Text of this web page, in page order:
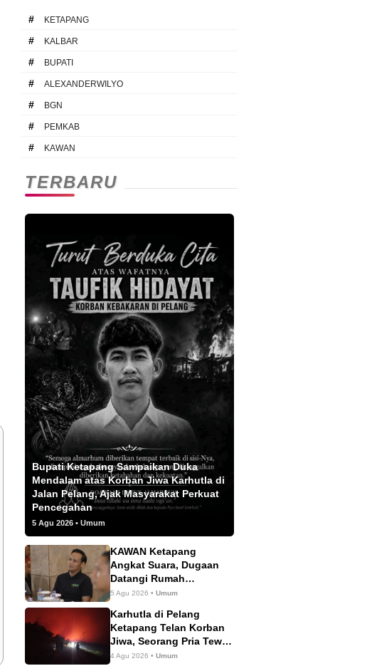
# KETAPANG
# KALBAR
# BUPATI
# ALEXANDERWILYO
# BGN
# PEMKAB
# KAWAN
TERBARU
Bupati Ketapang Sampaikan Duka
Mendalam atas Korban Jiwa Karhutla di
Jalan Pelang, Ajak Masyarakat Perkuat
Pencegahan
5 Agu 2026 • Umum
KAWAN Ketapang
Angkat Suara, Dugaan
Datangi Rumah
Wartawan Dinilai Tak
5 Agu 2026 •Umum
Karhutla di Pelang
Ketapang Telan Korban
Jiwa, Seorang Pria Tewas
Terbakar
4 Agu 2026 •Umum